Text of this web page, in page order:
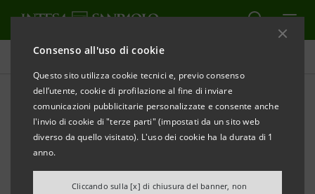
Consenso all'uso di cookie
Questo sito utilizza cookie tecnici e, previo consenso
dell’utente, cookie di profilazione al fine di inviare
comunicazioni pubblicitarie personalizzate e consente anche
l'invio di cookie di "terze parti" (impostati da un sito web
diverso da quello visitato). L'uso dei cookie ha la durata di 1
anno.
Cliccando sulla [x] di chiusura del banner, non
Comunicati stampa
STAMPA AGGIORNA
COMUNICATO STAMPA CONGIUNTO
INTESA SANPAOLO E MONTE DEI PASCHI DI SIENA
BIVERBANCA